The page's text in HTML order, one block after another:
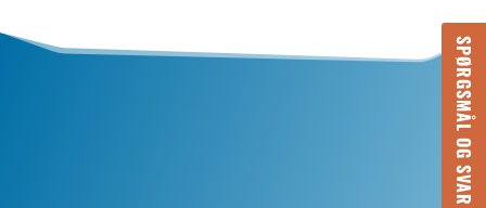
SPØRGSMÅL OG SVAR